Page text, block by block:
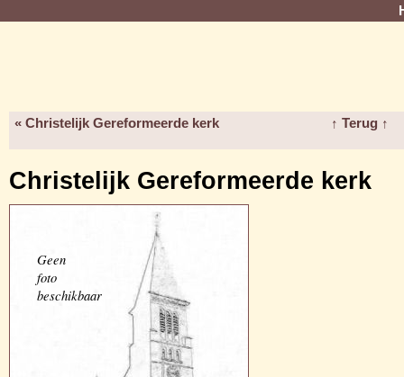
« Christelijk Gereformeerde kerk ↑ Terug ↑
Christelijk Gereformeerde kerk
Geen
foto
beschikbaar